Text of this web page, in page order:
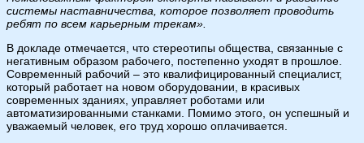
системы наставничества, которое позволяет проводить
ребят по всем карьерным трекам».
В докладе отмечается, что стереотипы общества, связанные с
негативным образом рабочего, постепенно уходят в прошлое.
Современный рабочий – это квалифицированный специалист,
который работает на новом оборудовании, в красивых
современных зданиях, управляет роботами или
автоматизированными станками. Помимо этого, он успешный и
уважаемый человек, его труд хорошо оплачивается.